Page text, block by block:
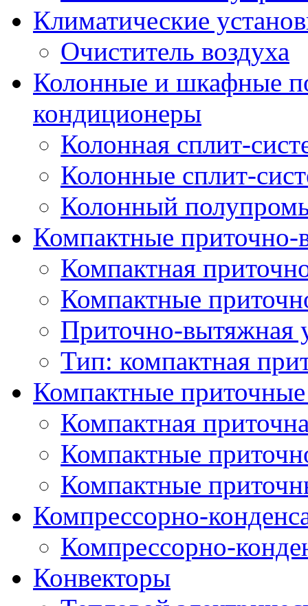
Климатические
Очиститель воздуха
Колонные и шкафные
кондиционеры
Колонная сплит-
Колонные сплит-
Колонный
Компактные
Компактная
Компактные
Приточно-вытяжная
Тип: компактная
Компактные приточные
Компактная
Компактные
Компактные
Компрессорно-
Компрессорно-
Конвекторы